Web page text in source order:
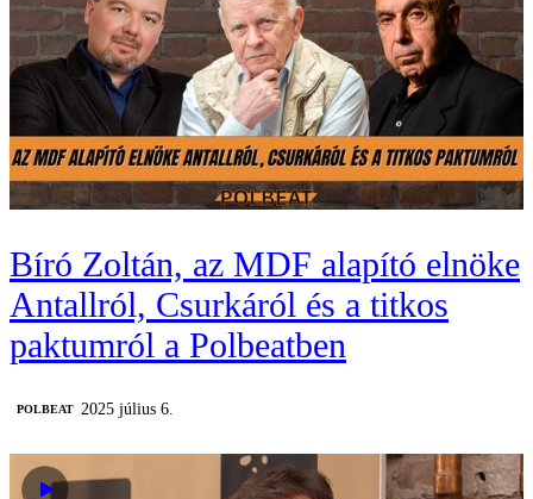
Bíró Zoltán, az MDF alapító elnöke
Antallról, Csurkáról és a titkos
paktumról a Polbeatben
‎POLBEAT 2025 július 6.